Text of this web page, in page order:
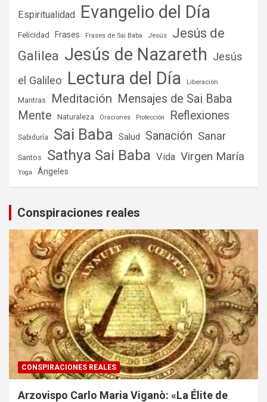
Espiritualidad Evangelio del Día
Felicidad Frases Frases de Sai Baba Jesús
Jesús de
Galilea Jesús de Nazareth Jesús
el Galileo Lectura del Día Liberación
Mantras Meditación Mensajes de Sai Baba
Mente
Naturaleza Oraciones Protección Reflexiones
Sabiduría Sai Baba Salud Sanación Sanar
Santos Sathya Sai Baba Vida Virgen María
Yoga Ángeles
Conspiraciones reales
CONSPIRACIONES REALES
Arzovispo Carlo Maria Viganò: «La Élite de